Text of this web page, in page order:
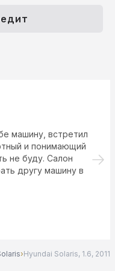
машину, встретил
и понимающий
не буду. Салон
другу машину в
›Hyundai Solaris, 1.6, 2011